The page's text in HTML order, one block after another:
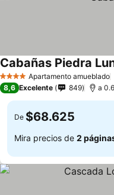
4 EstrellasApartamento amueblado
Cabañas Piedra
8,6 Excelente 849 a
De $68.625
Mira precios de 2